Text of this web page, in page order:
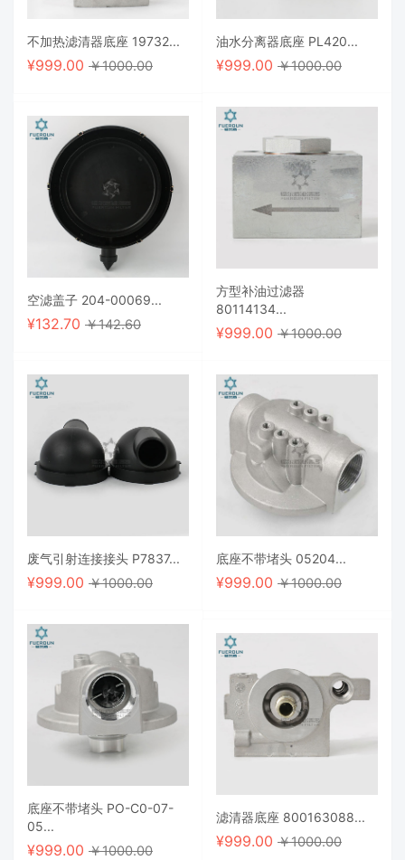
不加热滤清器底座 19732...
¥999.00 ￥1000.00
油水分离器底座 PL420...
¥999.00 ￥1000.00
空滤盖子 204-00069...
¥132.70 ￥142.60
方型补油过滤器
80114134...
¥999.00 ￥1000.00
废气引射连接接头 P7837...
¥999.00 ￥1000.00
底座不带堵头 05204...
¥999.00 ￥1000.00
底座不带堵头 PO-C0-07-
05...
¥999.00 ￥1000.00
滤清器底座 800163088...
¥999.00 ￥1000.00